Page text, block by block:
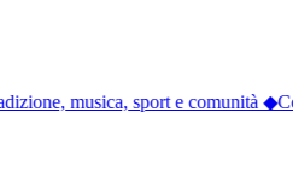
musica, sport e comunità◆